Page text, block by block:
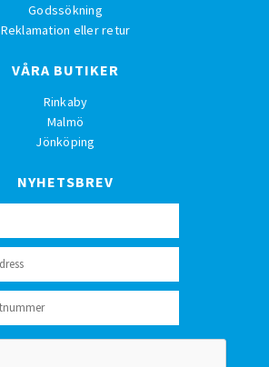
Godssökning
Reklamation eller retur
VÅRA BUTIKER
Rinkaby
Malmö
Jönköping
NYHETSBREV